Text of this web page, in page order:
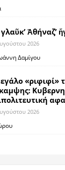
γλαῦκ’ Ἀθήναζ’
2026
Δαμίγου
«ριφιφί»
2026